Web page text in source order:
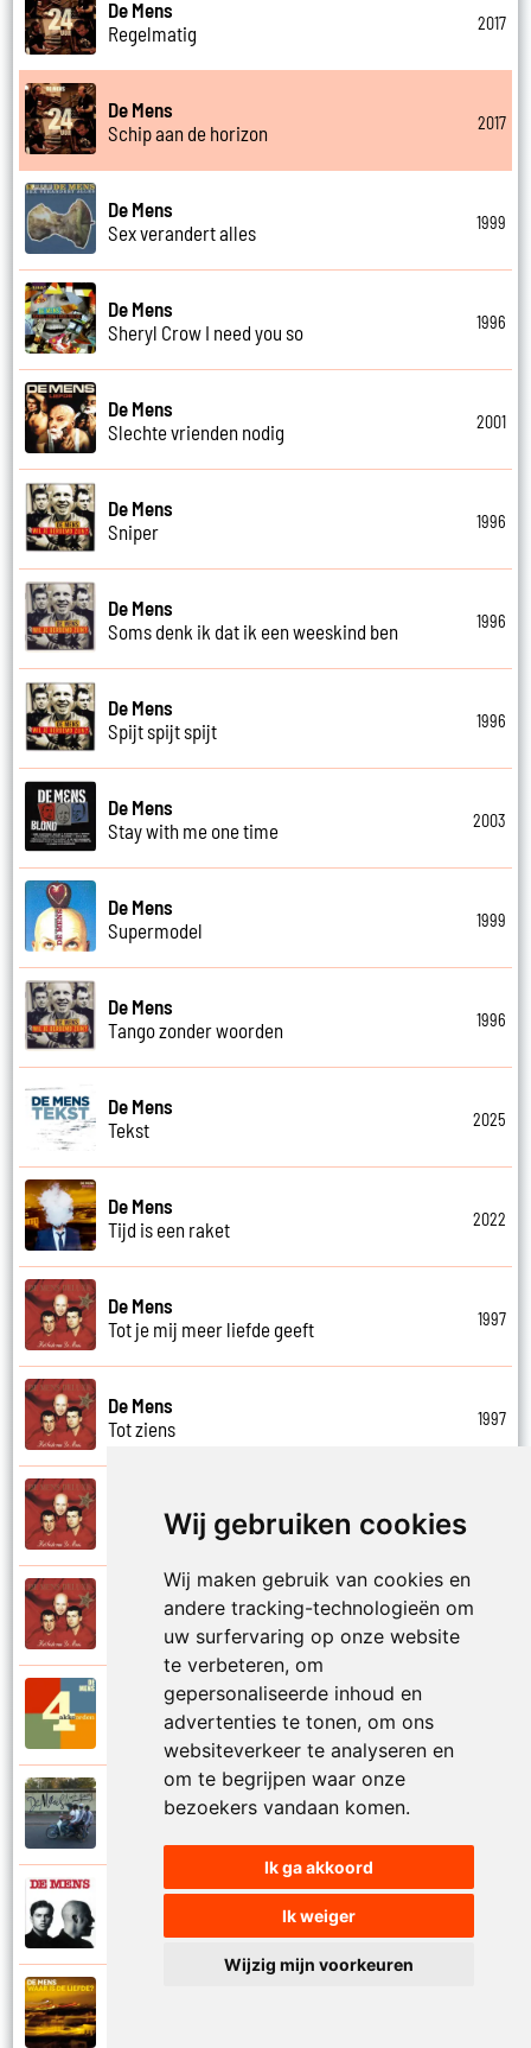
Wij gebruiken cookies
Wij maken gebruik van cookies en
andere tracking-technologieën om
uw surfervaring op onze website
te verbeteren, om
gepersonaliseerde inhoud en
advertenties te tonen, om ons
websiteverkeer te analyseren en
om te begrijpen waar onze
bezoekers vandaan komen.
Ik ga akkoord
Ik weiger
Wijzig mijn voorkeuren
De Mens
Regelmatig
2017
De Mens
Schip aan de horizon
2017
De Mens
Sex verandert alles
1999
De Mens
Sheryl Crow I need you so
1996
De Mens
Slechte vrienden nodig
2001
De Mens
Sniper
1996
De Mens
Soms denk ik dat ik een weeskind ben
1996
De Mens
Spijt spijt spijt
1996
De Mens
Stay with me one time
2003
De Mens
Supermodel
1999
De Mens
Tango zonder woorden
1996
De Mens
Tekst
2025
De Mens
Tijd is een raket
2022
De Mens
Tot je mij meer liefde geeft
1997
De Mens
Tot ziens
1997
Val niet in liefde I
De Mens
Val niet in liefde II
De Mens
Vier akkoorden
De Mens
De Mens
Vrijheid die niet eenzaam is